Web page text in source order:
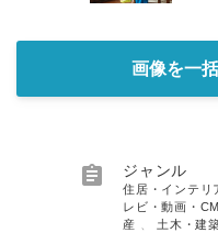
画像を一
 ジャンル
住居・インテリ
レビ・動画・CM
産
土木・建